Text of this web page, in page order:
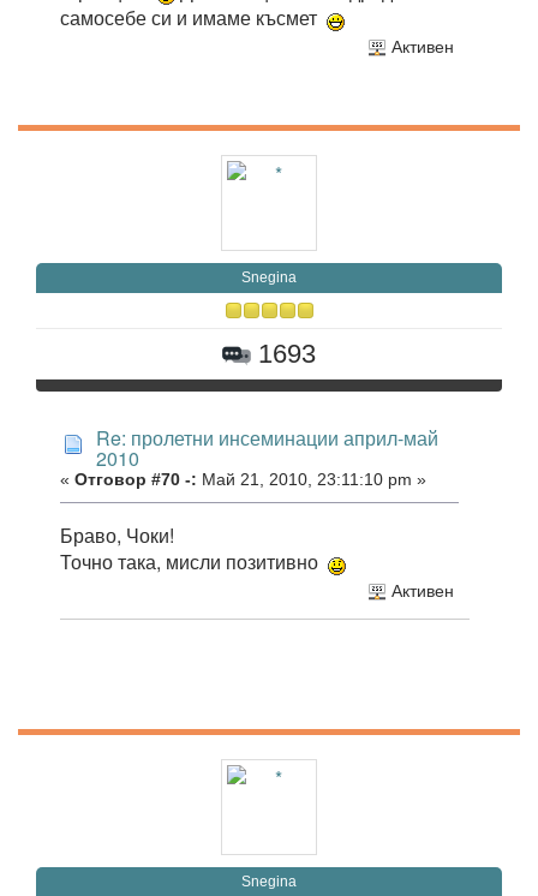
самосебе си и имаме късмет
Активен
Snegina
1693
Re: пролетни инсеминации април-май
2010
« Отговор #70 -: Май 21, 2010, 23:11:10 pm »
Браво, Чоки!
Точно така, мисли позитивно
Активен
Snegina